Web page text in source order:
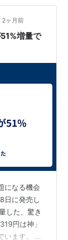
なる これめ
2ヶ月前
増量で
になる機会
日に発売し
した、驚き
円は神」
います。 こ